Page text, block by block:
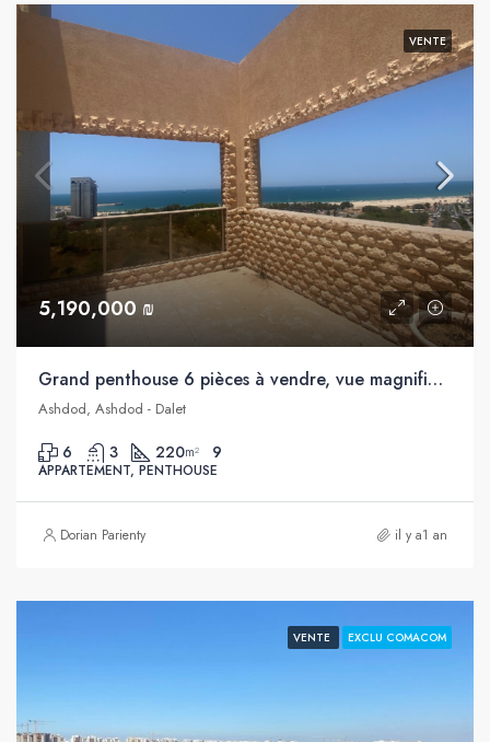
VENTE
5,190,000 ₪
Grand penthouse 6 pièces à vendre, vue magnifique sur la mer, Dalet, Ashdod
Ashdod, Ashdod - Dalet
6 3 220m² 9
APPARTEMENT, PENTHOUSE
Dorian Parienty il y a1 an
VENTE EXCLU COMACOM